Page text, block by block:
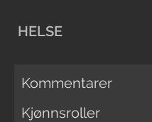
HELSE
Kommentarer
Kjønnsroller